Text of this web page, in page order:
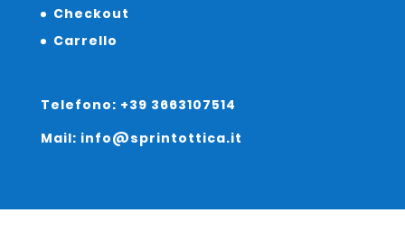
Checkout
Carrello
Telefono: +39 3663107514
Mail: info@sprintottica.it